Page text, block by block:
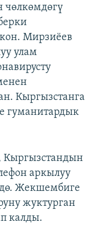
Мирзиёев
улам
Кыргызстанга
гуманитардык
Кыргызстандын
аркылуу
Жекшембиге
жуктурган
калды.